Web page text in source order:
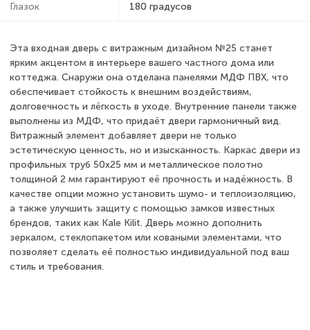
Глазок 180 градусов
Эта входная дверь с витражным дизайном №25 станет
ярким акцентом в интерьере вашего частного дома или
коттеджа. Снаружи она отделана панелями МДФ ПВХ, что
обеспечивает стойкость к внешним воздействиям,
долговечность и лёгкость в уходе. Внутренние панели также
выполнены из МДФ, что придаёт двери гармоничный вид.
Витражный элемент добавляет двери не только
эстетическую ценность, но и изысканность. Каркас двери из
профильных труб 50х25 мм и металлическое полотно
толщиной 2 мм гарантируют её прочность и надёжность. В
качестве опции можно установить шумо- и теплоизоляцию,
а также улучшить защиту с помощью замков известных
брендов, таких как Kale Kilit. Дверь можно дополнить
зеркалом, стеклопакетом или коваными элементами, что
позволяет сделать её полностью индивидуальной под ваш
стиль и требования.